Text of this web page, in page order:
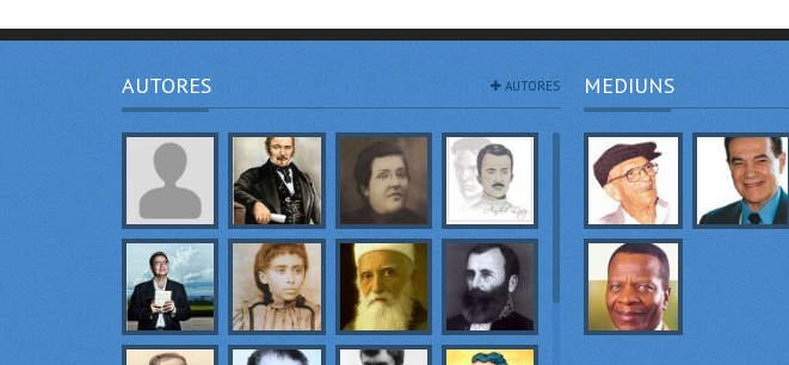
AUTORES AUTORES MEDIUNS